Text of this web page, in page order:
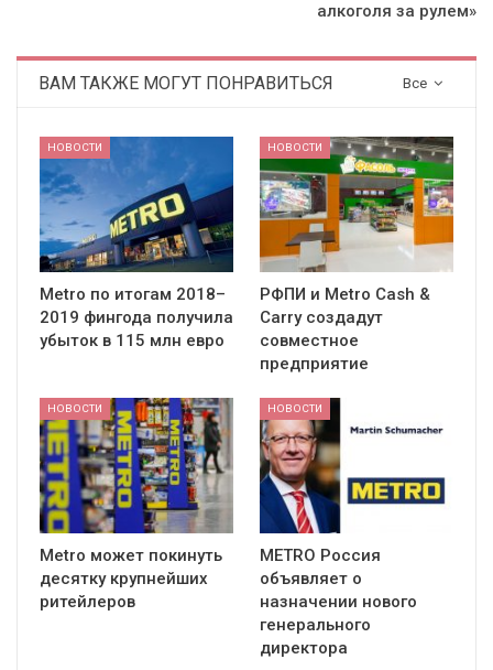
алкоголя за рулем»
Все
ВАМ ТАКЖЕ МОГУТ ПОНРАВИТЬСЯ
НОВОСТИ
Metro по итогам 2018–
2019 фингода получила
убыток в 115 млн евро
НОВОСТИ
РФПИ и Metro Cash &
Carry создадут
совместное
предприятие
НОВОСТИ
Metro может покинуть
десятку крупнейших
ритейлеров
НОВОСТИ
METRO Россия
объявляет о
назначении нового
генерального
директора